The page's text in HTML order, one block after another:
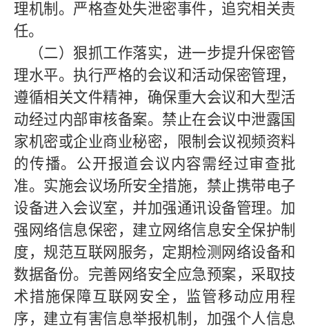
理机制。严格查处失泄密事件，追究相关责
任。
（二）狠抓工作落实，进一步提升保密管
理水平。 执行严格的会议和活动保密管理，
遵循相关文件精神，确保重大会议和大型活
动经过内部审核备案。禁止在会议中泄露国
家机密或企业商业秘密，限制会议视频资料
的传播。公开报道会议内容需经过审查批
准。实施会议场所安全措施，禁止携带电子
设备进入会议室，并加强通讯设备管理。加
强网络信息保密，建立网络信息安全保护制
度，规范互联网服务，定期检测网络设备和
数据备份。完善网络安全应急预案，采取技
术措施保障互联网安全，监管移动应用程
序，建立有害信息举报机制，加强个人信息